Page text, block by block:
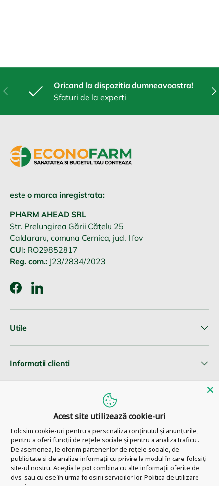
Anterior
Oricand la dispozitia dumneavoastra!
Sfaturi de la experti
este o marca inregistrata:
PHARM AHEAD SRL
Str. Prelungirea Gării Căţelu 25
Caldararu, comuna Cernica, jud. Ilfov
CUI: RO29852817
Reg. com.: J23/2834/2023
FacebookLinkedIn
Utile
Informatii clienti
© 2026 Pharm Ahead.
Acest site utilizează cookie-uri
Folosim cookie-uri pentru a personaliza conținutul și anunțurile,
pentru a oferi funcții de rețele sociale și pentru a analiza traficul.
De asemenea, le oferim partenerilor de rețele sociale, de
publicitate și de analize informații cu privire la modul în care folosiți
site-ul nostru. Aceștia le pot combina cu alte informații oferite de
dvs. sau culese în urma folosirii serviciilor lor. Politica de utilizare